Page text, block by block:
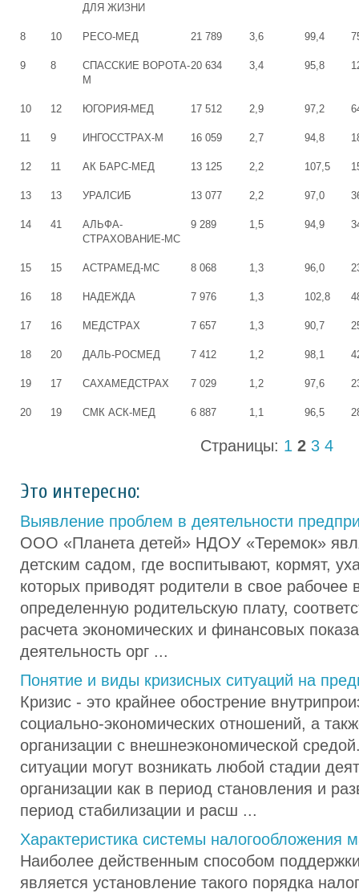
ДЛЯ ЖИЗНИ
8 10 РЕСО-МЕД 21 789 3,6 99,4
9 8
СПАССКИЕ ВОРОТА-
М
20 634 3,4 95,8
10 12 ЮГОРИЯ-МЕД 17 512 2,9 97,2
11 9 ИНГОССТРАХ-М 16 059 2,7 94,8
12 11 АК БАРС-МЕД 13 125 2,2 107,5
13 13 УРАЛСИБ 13 077 2,2 97,0
14 41
АЛЬФА-
СТРАХОВАНИЕ-МС
9 289 1,5 94,9
15 15 АСТРАМЕД-МС 8 068 1,3 96,0
16 18 НАДЕЖДА 7 976 1,3 102,8
17 16 МЕДСТРАХ 7 657 1,3 90,7
18 20 ДАЛЬ-РОСМЕД 7 412 1,2 98,1
19 17 САХАМЕДСТРАХ 7 029 1,2 97,6
20 19 СМК АСК-МЕД 6 887 1,1 96,5
Страницы: 1 2 3 4
Это интересно:
Выявление проблем в деятельности
ООО «Планета детей» НДОУ «Теремок»
детским садом, где воспитывают, кормят,
которых приводят родители в свое рабочее
определенную родительскую плату,
расчета экономических и финансовых
деятельность орг ...
Понятие и виды кризисных ситуаций на
Кризис - это крайнее обострение
социально-экономических отношений, а
организации с внешнеэкономической
ситуации могут возникать любой стадии
организации как в период становления и
период стабилизации и расш ...
Характеристика системы налогообложения
Наиболее действенным способом
является установление такого порядка